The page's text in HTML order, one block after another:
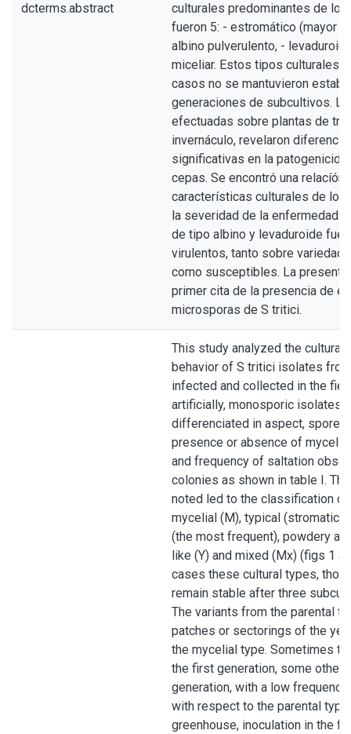
dcterms.abstract
culturales predominantes de
fueron 5: - estromático (mayor
albino pulverulento, -
miceliar. Estos tipos culturales,
casos no se mantuvieron
generaciones de subcultivos.
efectuadas sobre plantas de
invernáculo, revelaron
significativas en la
cepas. Se encontró una relacíón
características culturales de los
la severidad de la enfermedad:
de tipo albino y levaduroide
virulentos, tanto sobre
como susceptibles. La
primer cita de la presencia de
microsporas de S tritici.
This study analyzed the cultural
behavior of S tritici isolates
infected and collected in the
artificially, monosporic isolates
differenciated in aspect, spore
presence or absence of
and frequency of saltation
colonies as shown in table I.
noted led to the classification
mycelial (M), typical (stromatic-
(the most frequent), powdery
like (Y) and mixed (Mx) (figs 1
cases these cultural types,
remain stable after three
The variants from the parental
patches or sectorings of the
the mycelial type. Sometimes
the first generation, some
generation, with a low
with respect to the parental
greenhouse, inoculation in the